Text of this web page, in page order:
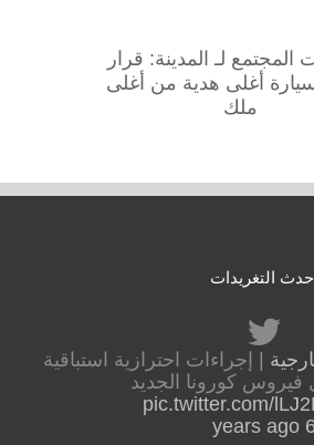
أغلى ملك
التغريدات
| إجراءات احترازية استباقية
فيروس كورونا الجديد
pic.twitter.com/
6